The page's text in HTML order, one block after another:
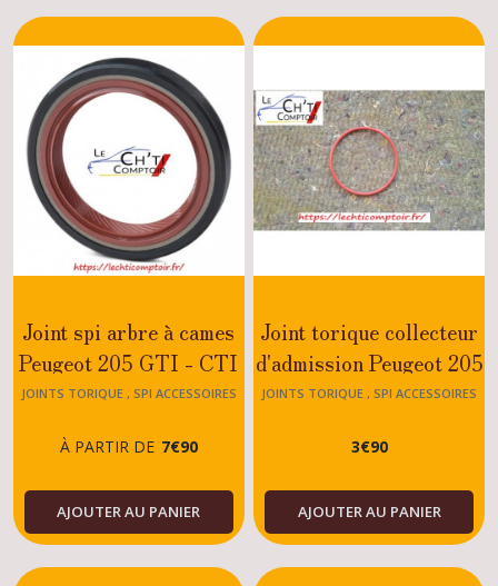
Joint spi arbre à cames
Peugeot 205 GTI - CTI
- RALLYE - XS - GT -
TU - XU
JOINTS TORIQUE , SPI ACCESSOIRES
À PARTIR DE 7€90
AJOUTER AU PANIER
Joint torique collecteur
d'admission Peugeot 205
GTI 1.9-1.6
JOINTS TORIQUE , SPI ACCESSOIRES
3€90
AJOUTER AU PANIER
Pièces
lubrification
moteur
205
(14)
Joints
torique
accessoires
moteur
205
Joints
205
(27)